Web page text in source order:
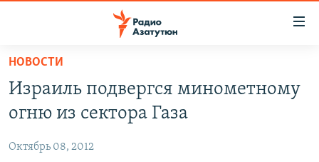
Перейти
основному
содержанию
НОВОСТИ
ОБЩЕСТВО
НОВОСТИ
Израиль подвергся минометному
огню из сектора Газа
Октябрь 08, 2012